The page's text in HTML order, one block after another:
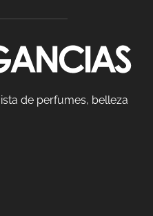
de perfumes, belleza